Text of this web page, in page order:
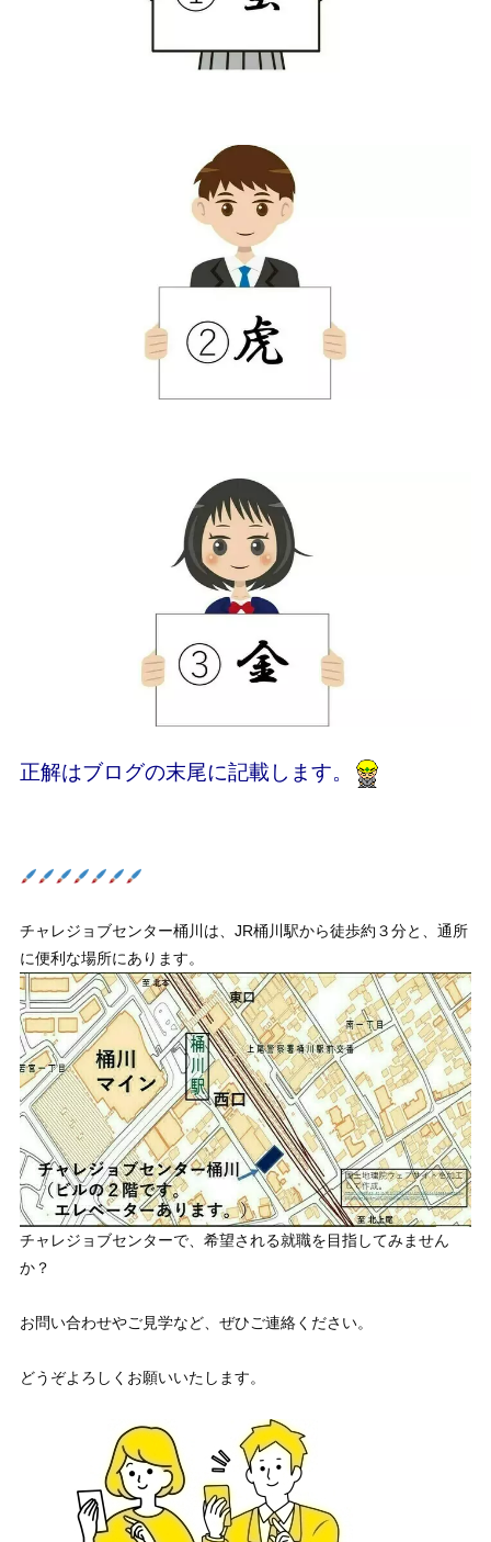
正解はブログの末尾に記載します。
チャレジョブセンター桶川は、JR桶川駅から徒歩約３分と、通所
に便利な場所にあります。
チャレジョブセンターで、希望される就職を目指してみません
か？
お問い合わせやご見学など、ぜひご連絡ください。
どうぞよろしくお願いいたします。